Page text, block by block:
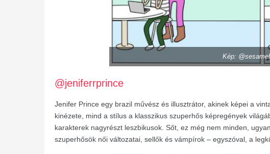
Kép:
@jeniferrprince
Jenifer Prince egy brazil művész és illusztrátor, akinek képei a
kinézete, mind a stílus a klasszikus szuperhős képregények
karakterek nagyrészt leszbikusok. Sőt, ez még nem minden,
szuperhősök női változatai, sellők és vámpírok – egyszóval, a